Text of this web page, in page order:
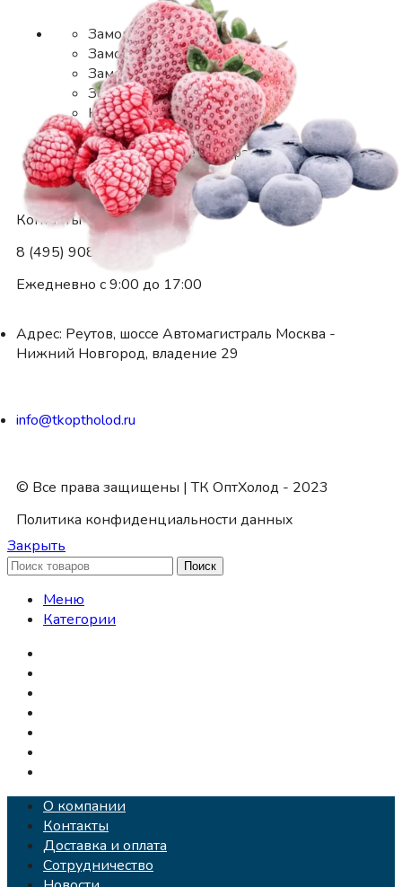
Замороженные ягоды
Замороженные фрукты
Замороженные овощи
Замороженные грибы
Картофель фри
Белорусское мороженое
Замороженные полуфабрикаты
Контакты
8 (495) 908-98-78
Ежедневно с 9:00 до 17:00
Адрес: Реутов, шоссе Автомагистраль Москва -
Нижний Новгород, владение 29
info@tkoptholod.ru
© Все права защищены | ТК ОптХолод - 2023
Политика конфиденциальности данных
Закрыть
Поиск
Меню
Категории
О компании
Контакты
Доставка и оплата
Сотрудничество